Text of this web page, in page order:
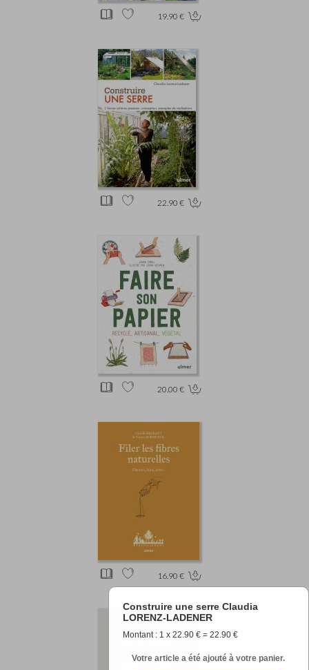
Construire une serre Claudia
LORENZ-LADENER
Montant : 1 x 22.90 € = 22.90 €
Votre article a été ajouté à votre panier.
19.90 €
22.90 €
20.00 €
16.90 €